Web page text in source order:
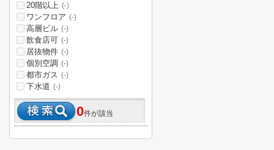
20階以上 (-)
ワンフロア (-)
高層ビル (-)
飲食店可 (-)
居抜物件 (-)
個別空調 (-)
都市ガス (-)
下水道 (-)
0件が該当